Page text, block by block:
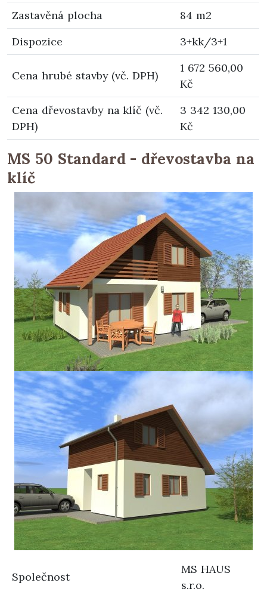
Zastavěná plocha
84 m2
Dispozice
3+kk/3+1
Cena hrubé stavby (vč. DPH)
1 672 560,00
Kč
Cena dřevostavby na klíč (vč.
DPH)
3 342 130,00
Kč
MS 50 Standard - dřevostavba na
klíč
Společnost
MS HAUS
s.r.o.